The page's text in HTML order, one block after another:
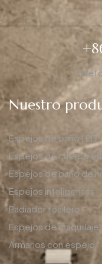
Nuestro
Espejos de baño LED
Espejos de cuerpo
Espejos de baño de
Espejos inteligentes
Radiador toallero
Espejos de maquillaje
Armarios con espejo